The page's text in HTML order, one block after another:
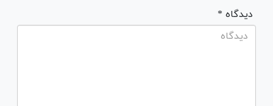
* دیدگاه